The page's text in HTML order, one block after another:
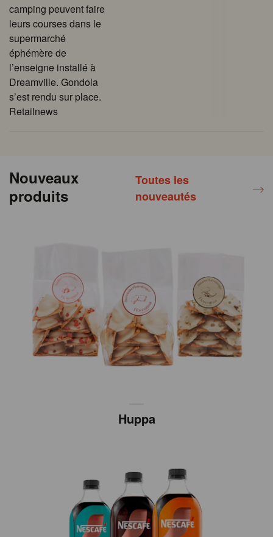
camping peuvent faire
leurs courses dans le
supermarché
éphémère de
l’enseigne installé à
Dreamville. Gondola
s’est rendu sur place.
Retailnews
Nouveaux
produits
Toutes les
nouveautés
Huppa